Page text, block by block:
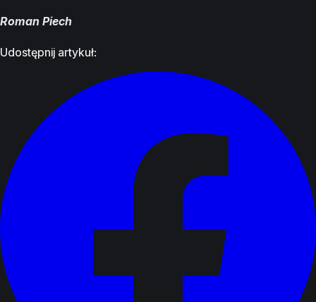
Roman Piech
Udostępnij artykuł: